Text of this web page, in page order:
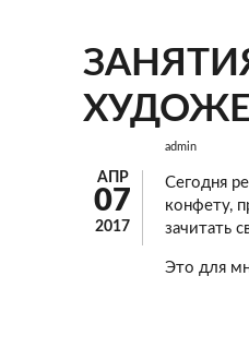
АПР
07
2017
admin
Сегодня
конфету,
зачитать
Это для